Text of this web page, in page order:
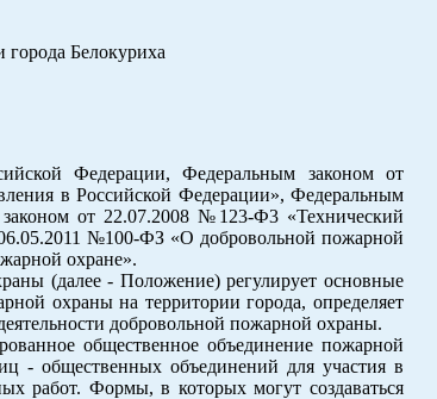
Белокуриха
Федерации, Федеральным законом от
в Российской Федерации», Федеральным
от 22.07.2008 №123-Ф3 «Технический
№100-ФЗ «О добровольной пожарной
охране».
(далее - Положение) регулирует основные
охраны на территории города, определяет
добровольной пожарной охраны.
общественное объединение пожарной
- общественных объединений для участия в
работ. Формы, в которых могут создаваться